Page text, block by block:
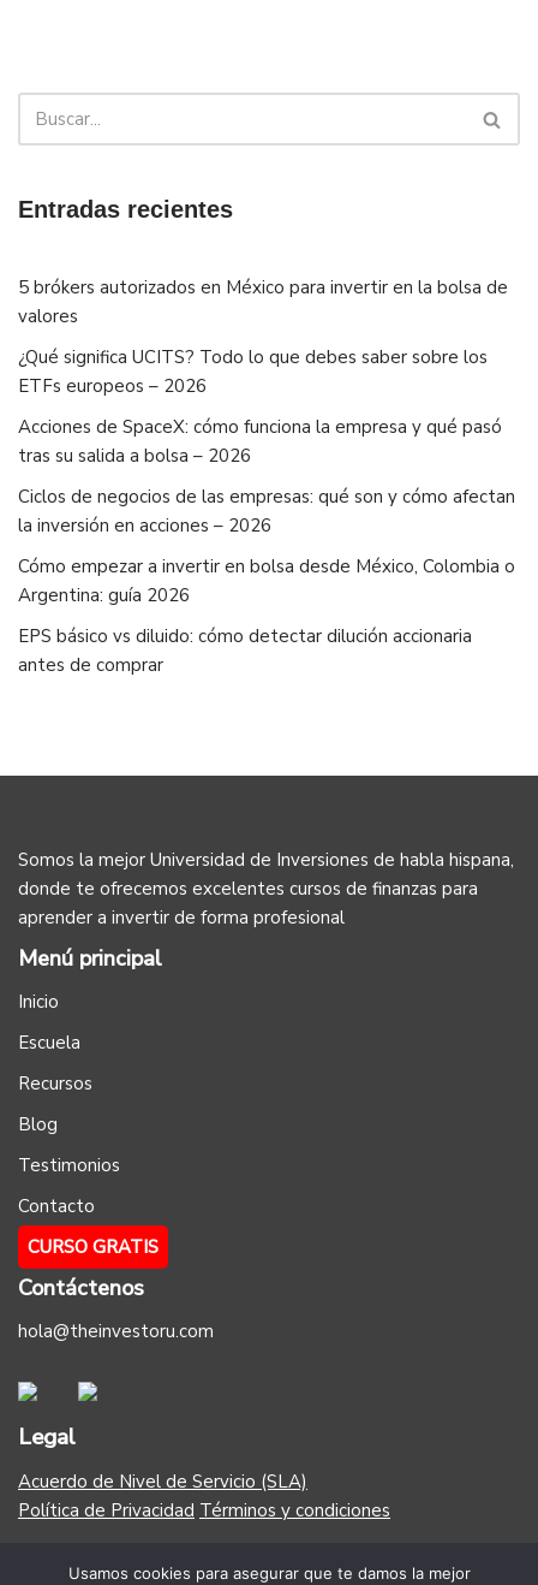
Entradas recientes
5 brókers autorizados en México para invertir en la bolsa de
valores
¿Qué significa UCITS? Todo lo que debes saber sobre los
ETFs europeos – 2026
Acciones de SpaceX: cómo funciona la empresa y qué pasó
tras su salida a bolsa – 2026
Ciclos de negocios de las empresas: qué son y cómo afectan
la inversión en acciones – 2026
Cómo empezar a invertir en bolsa desde México, Colombia o
Argentina: guía 2026
EPS básico vs diluido: cómo detectar dilución accionaria
antes de comprar
Somos la mejor Universidad de Inversiones de habla hispana,
donde te ofrecemos excelentes cursos de finanzas para
aprender a invertir de forma profesional
Menú principal
Inicio
Escuela
Recursos
Blog
Testimonios
Contacto
CURSO GRATIS
Contáctenos
hola@theinvestoru.com
Legal
Acuerdo de Nivel de Servicio (SLA)
Política de Privacidad Términos y condiciones
Aceptamos MasterCard, Visa, Paypal, Google Pay y Apple
Usamos cookies para asegurar que te damos la mejor